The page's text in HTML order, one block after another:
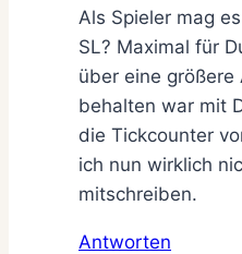
Als Spieler mag
SL? Maximal für
über eine größere
behalten war mit
die Tickcounter
ich nun wirklich
mitschreiben.
Antworten